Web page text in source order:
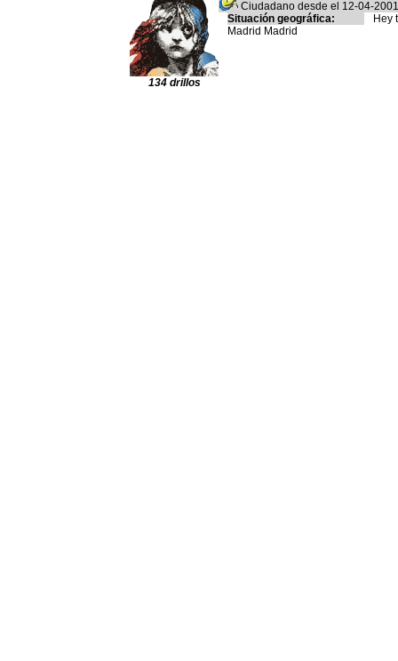
134 drillos
Ciudadano desde el 12-04-2001
Situación geográfica:
Madrid Madrid
Hey